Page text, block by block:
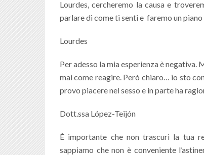
Lourdes, cercheremo la causa e
parlare di come ti senti e faremo un
Lourdes
Per adesso la mia esperienza è
mai come reagire. Però chiaro… io sto
provo piacere nel sesso e in parte ha
Dott.ssa López-Teijón
È importante che non trascuri la tua
sappiamo che non è conveniente